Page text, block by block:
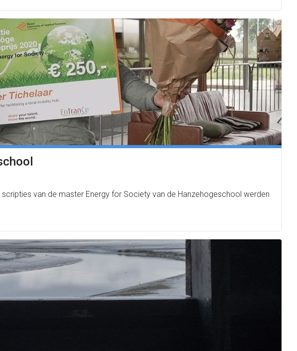
van de master Energy for Society van de Hanzehogeschool werden